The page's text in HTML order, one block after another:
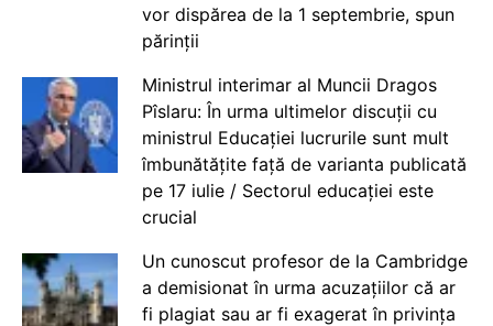
vor dispărea de la 1 septembrie, spun
părinții
Ministrul interimar al Muncii Dragos
Pîslaru: În urma ultimelor discuții cu
ministrul Educației lucrurile sunt mult
îmbunătățite față de varianta publicată
pe 17 iulie / Sectorul educației este
crucial
Un cunoscut profesor de la Cambridge
a demisionat în urma acuzațiilor că ar
fi plagiat sau ar fi exagerat în privința